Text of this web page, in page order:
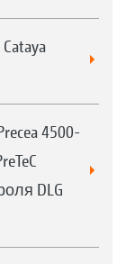
4500-
DLG